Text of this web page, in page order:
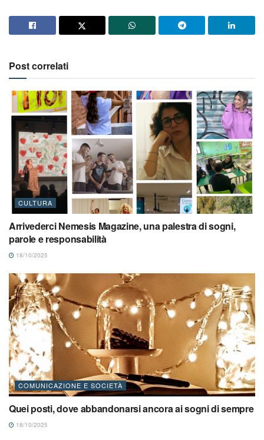
Post correlati
CULTURA
Arrivederci Nemesis Magazine, una palestra di sogni,
parole e responsabilità
18/10/2025
COMUNICAZIONE E SOCIETÀ
Quei posti, dove abbandonarsi ancora ai sogni di sempre
18/10/2025